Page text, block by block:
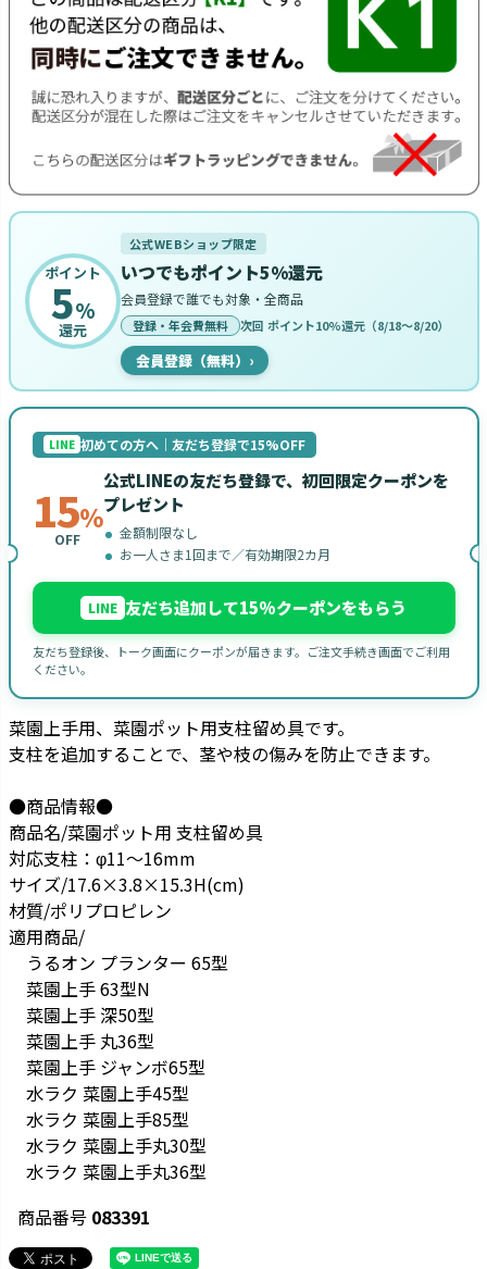
ポイント
5%
還元
公式WEBショップ限定
いつでもポイント5%還元
会員登録で誰でも対象・全商品
登録・年会費無料 次回 ポイント10%還元（8/18〜8/20）
会員登録（無料） ›
LINE 初めての方へ｜友だち登録で15%OFF
15%
OFF
公式LINEの友だち登録で、初回限定クーポンを
プレゼント
金額制限なし
お一人さま1回まで／有効期限2カ月
LINE 友だち追加して15%クーポンをもらう
友だち登録後、トーク画面にクーポンが届きます。ご注文手続き画面でご利用
ください。
菜園上手用、菜園ポット用支柱留め具です。
支柱を追加することで、茎や枝の傷みを防止できます。
●商品情報●
商品名/菜園ポット用 支柱留め具
対応支柱：φ11～16mm
サイズ/17.6×3.8×15.3H(cm)
材質/ポリプロピレン
適用商品/
うるオン プランター 65型
菜園上手 63型N
菜園上手 深50型
菜園上手 丸36型
菜園上手 ジャンボ65型
水ラク 菜園上手45型
水ラク 菜園上手85型
水ラク 菜園上手丸30型
水ラク 菜園上手丸36型
商品番号 083391